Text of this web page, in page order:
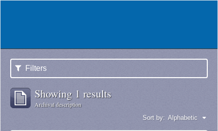
Filters
Showing 1 results
Archival description
Sort by: Alphabetic